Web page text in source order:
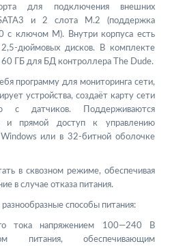
для подключения внешних
и 2 слота M.2 (поддержка
ключом M). Внутри корпуса есть
дюймовых дисков. В комплекте
60 ГБ для БД контроллера The Dude.
программу для мониторинга сети,
устройства, создаёт карту сети
с датчиков. Поддерживаются
и прямой доступ к управлению
Windows или в 32-битной оболочке
в сквозном режиме, обеспечивая
в случае отказа питания.
способы питания:
тока напряжением 100—240 В
питания, обеспечивающим